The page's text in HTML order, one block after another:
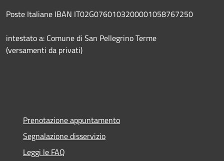
Poste Italiane IBAN IT02G0760103200001058767250
intestato a: Comune di San Pellegrino Terme
(versamenti da privati)
Prenotazione appuntamento
Segnalazione disservizio
Leggi le FAQ